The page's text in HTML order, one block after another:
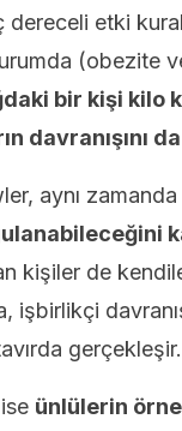
dereceli etki
(obezite
bir kişi kilo
davranışını
aynı zamanda
kişiler de
işbirlikçi
gerçekleşir.
ünlülerin